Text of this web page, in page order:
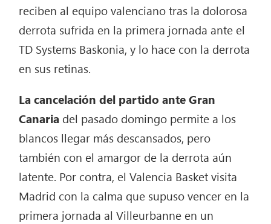
reciben al equipo valenciano tras la dolorosa
derrota sufrida en la primera jornada ante el
TD Systems Baskonia, y lo hace con la derrota
en sus retinas.
La cancelación del partido ante Gran
Canaria del pasado domingo permite a los
blancos llegar más descansados, pero
también con el amargor de la derrota aún
latente. Por contra, el Valencia Basket visita
Madrid con la calma que supuso vencer en la
primera jornada al Villeurbanne en un